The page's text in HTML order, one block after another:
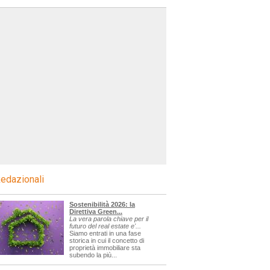
Sostenibilità 2026: la
Direttiva Green...
La vera parola chiave per il
futuro del real estate e'...
Siamo entrati in una fase
storica in cui il concetto di
proprietà immobiliare sta
subendo la più...